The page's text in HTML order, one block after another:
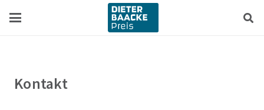
Inhalt
Navigation
Kontakt